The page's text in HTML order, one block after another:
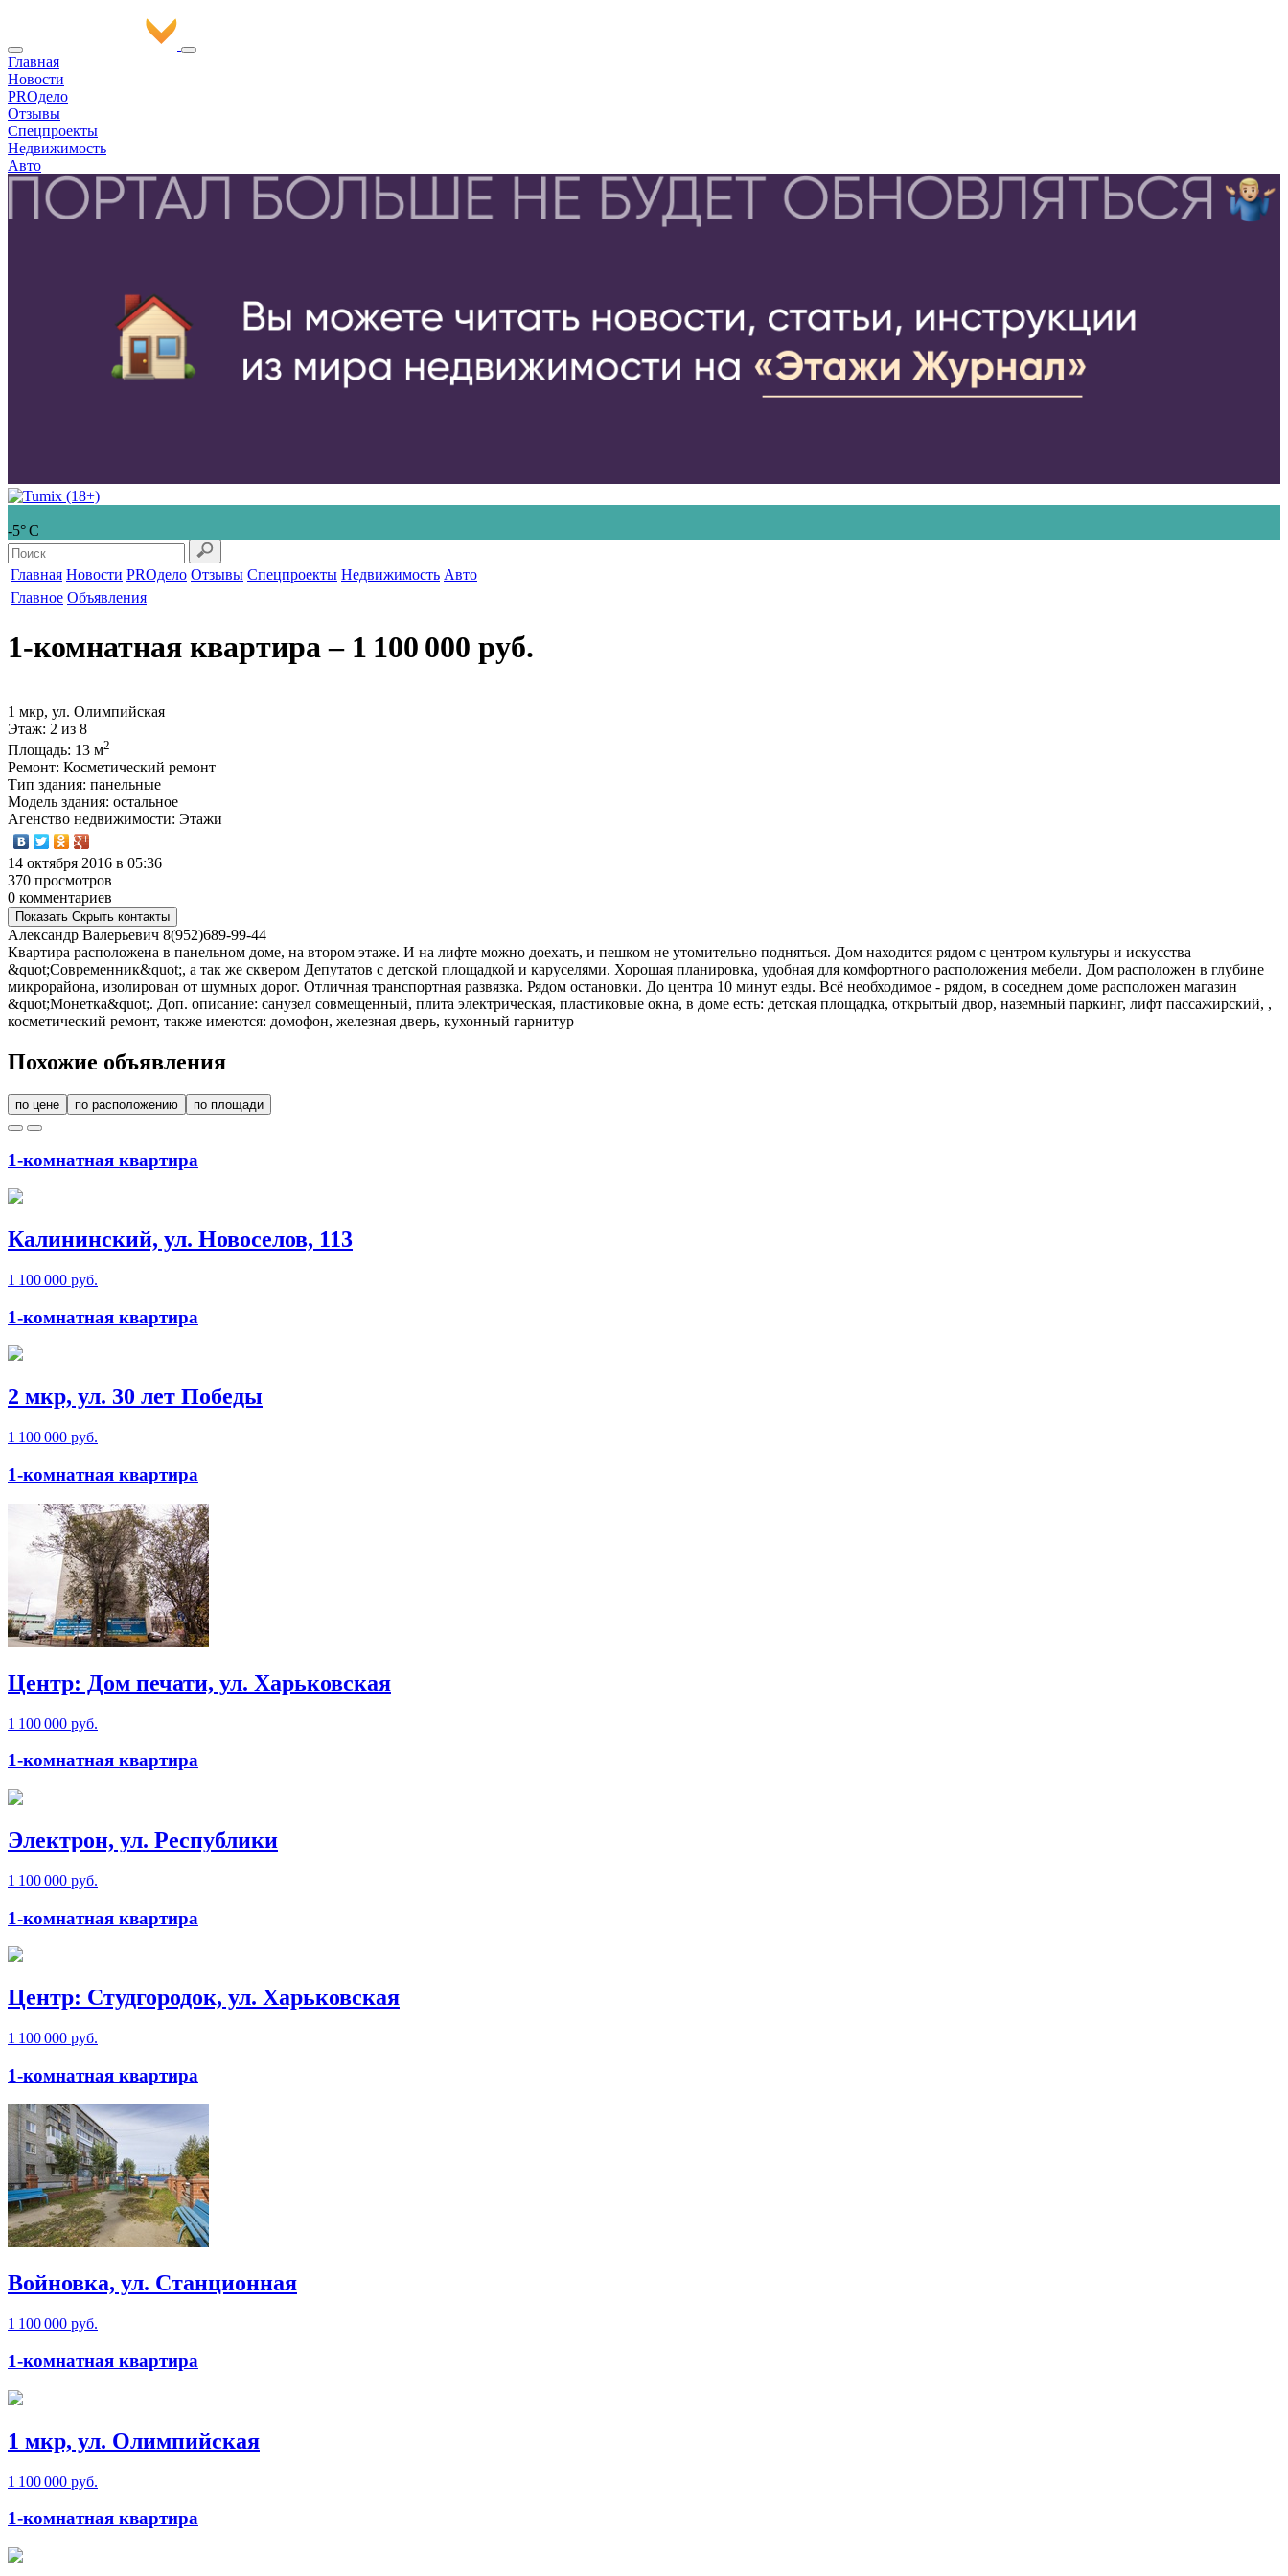
Главная
Новости
PROдело
Отзывы
Спецпроекты
Недвижимость
Авто
-5° С
Главная Новости PROдело Отзывы Спецпроекты Недвижимость Авто
Главное Объявления
1-комнатная квартира‒ 1 100 000 руб.
1 мкр, ул. Олимпийская
Этаж: 2 из 8
Площадь: 13 м2
Ремонт: Косметический ремонт
Тип здания: панельные
Модель здания: остальное
Агенство недвижимости: Этажи
14 октября 2016 в 05:36
370 просмотров
0 комментариев
Показать Скрыть контакты
Александр Валерьевич 8(952)689-99-44
Квартира расположена в панельном доме, на втором этаже. И на лифте можно доехать, и пешком не утомительно подняться. Дом находится рядом с центром культуры и искусства
&quot;Современник&quot;, а так же сквером Депутатов с детской площадкой и каруселями. Хорошая планировка, удобная для комфортного расположения мебели. Дом расположен в глубине
микрорайона, изолирован от шумных дорог. Отличная транспортная развязка. Рядом остановки. До центра 10 минут езды. Всё необходимое - рядом, в соседнем доме расположен магазин
&quot;Монетка&quot;. Доп. описание: санузел совмещенный, плита электрическая, пластиковые окна, в доме есть: детская площадка, открытый двор, наземный паркинг, лифт пассажирский, ,
косметический ремонт, также имеются: домофон, железная дверь, кухонный гарнитур
Похожие объявления
по цене по расположению по площади
1-комнатная квартира
Калининский, ул. Новоселов, 113
1 100 000 руб.
1-комнатная квартира
2 мкр, ул. 30 лет Победы
1 100 000 руб.
1-комнатная квартира
Центр: Дом печати, ул. Харьковская
1 100 000 руб.
1-комнатная квартира
Электрон, ул. Республики
1 100 000 руб.
1-комнатная квартира
Центр: Студгородок, ул. Харьковская
1 100 000 руб.
1-комнатная квартира
Войновка, ул. Станционная
1 100 000 руб.
1-комнатная квартира
1 мкр, ул. Олимпийская
1 100 000 руб.
1-комнатная квартира